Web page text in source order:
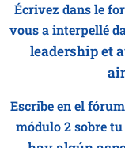
Écrivez dans le
vous a interpellé
leadershipet
Escribe en el
módulo 2 sobre